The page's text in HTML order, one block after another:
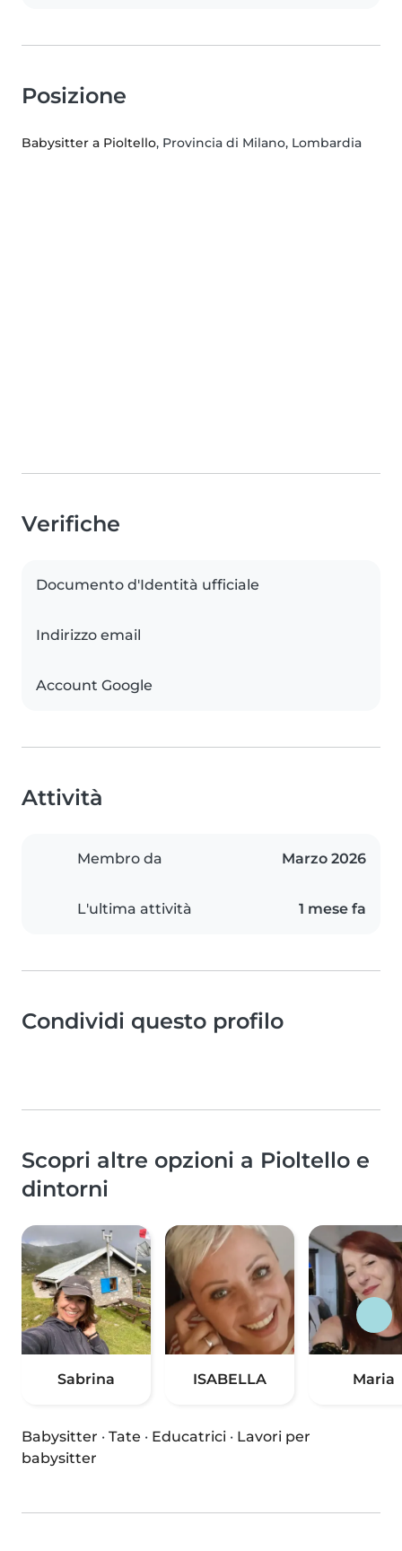
Posizione
Babysitter a Pioltello, Provincia di Milano, Lombardia
Verifiche
Documento d'Identità ufficiale
Indirizzo email
Account Google
Attività
Membro da Marzo 2026
L'ultima attività 1 mese fa
Condividi questo profilo
Scopri altre opzioni a Pioltello e
dintorni
Sabrina ISABELLA Maria
Babysitter · Tate · Educatrici · Lavori per
babysitter